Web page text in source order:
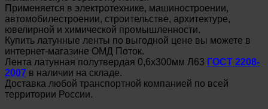
Применяется в электротехнике, машиностроении,
автомобилестроении, строительстве, архитектуре,
ювелирной и химической промышленности.
Купить латунные ленты по выгодной цене вы можете в
интернет-магазине ОМД Поток.
Лента латунная полутвердая 0,6х300мм Л63 ГОСТ 2208-
2007 в наличии на складе.
Доставка любой транспортной компанией по всей
территории России.